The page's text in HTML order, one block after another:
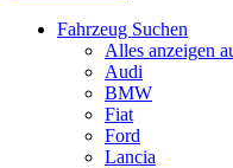
Fahrzeug Suchen
Alles anzeigen
Audi
BMW
Fiat
Ford
Lancia